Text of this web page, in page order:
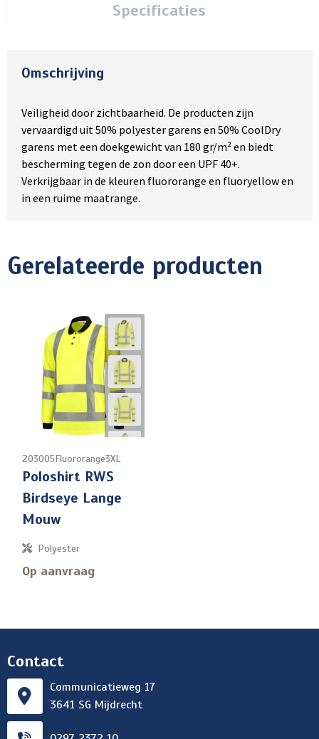
Specificaties
Omschrijving
Veiligheid door zichtbaarheid. De producten zijn
vervaardigd uit 50% polyester garens en 50% CoolDry
garens met een doekgewicht van 180 gr/m² en biedt
bescherming tegen de zon door een UPF 40+.
Verkrijgbaar in de kleuren fluororange en fluoryellow en
in een ruime maatrange.
Gerelateerde producten
203005Fluororange3XL
Poloshirt RWS
Birdseye Lange
Mouw
Polyester
Op aanvraag
Contact
Communicatieweg 17
3641 SG Mijdrecht